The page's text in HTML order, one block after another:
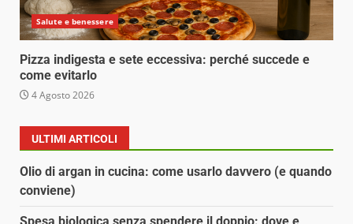
Salute e benessere
Pizza indigesta e sete eccessiva: perché succede e
come evitarlo
4 Agosto 2026
ULTIMI ARTICOLI
Olio di argan in cucina: come usarlo davvero (e quando
conviene)